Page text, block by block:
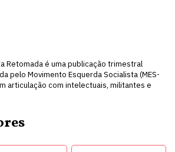
Retomada é uma publicação trimestral
pelo Movimento Esquerda Socialista (MES-
articulação com intelectuais, militantes e